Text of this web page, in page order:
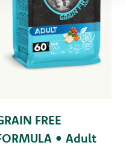
FREE
• Adult